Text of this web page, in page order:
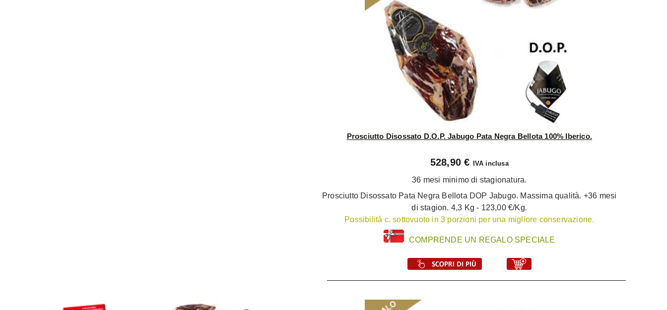
Prosciutto Disossato D.O.P. Jabugo Pata Negra Bellota 100% Iberico.
528,90 € IVA inclusa
36 mesi minimo di stagionatura.
Prosciutto Disossato Pata Negra Bellota DOP Jabugo. Massima qualità. +36 mesi
di stagion. 4,3 Kg - 123,00 €/Kg.
Possibilità c. sottovuoto in 3 porzioni per una migliore conservazione.
COMPRENDE UN REGALO SPECIALE